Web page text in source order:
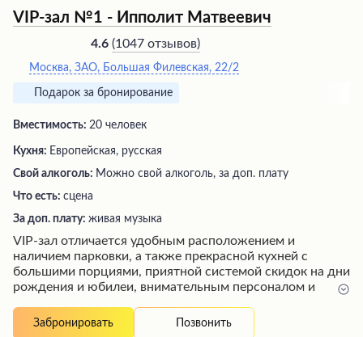
VIP-зал №1 - Ипполит Матвеевич
4.6 (1047 отзывов)
Москва, ЗАО, Большая Филевская, 22/2
Подарок за бронирование
Вместимость: 20 человек
Кухня: Европейская, русская
Свой алкоголь: Можно свой алкоголь, за доп. плату
Что есть: сцена
За доп. плату: живая музыка
VIP-зал отличается удобным расположением и
наличием парковки, а также прекрасной кухней с
большими порциями, приятной системой скидок на дни
рождения и юбилеи, внимательным персоналом и
души натанцеваться. Летом посетителей порадует
отличная открытая веранда, а расположение
Забронировать Позвонить